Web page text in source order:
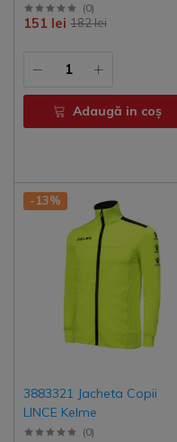
(0)
182 lei
151 lei
Adaugă in coş
-13%
3883321 Jacheta Copii
LINCE Kelme
(0)